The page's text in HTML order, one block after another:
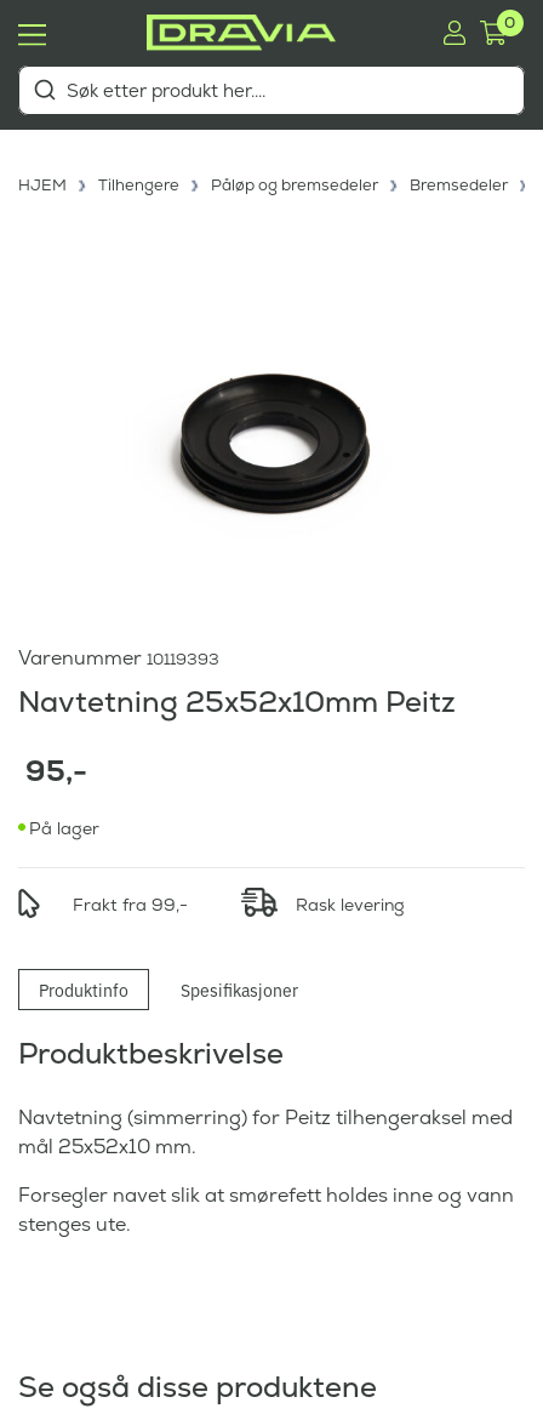
0
HJEM Tilhengere Påløp og bremsedeler Bremsedeler
Varenummer 10119393
Navtetning 25x52x10mm Peitz
95,-
På lager
Frakt fra 99,- Rask levering
Produktinfo Spesifikasjoner
Produktbeskrivelse
Navtetning (simmerring) for Peitz tilhengeraksel med
mål 25x52x10 mm.
Forsegler navet slik at smørefett holdes inne og vann
stenges ute.
Se også disse produktene